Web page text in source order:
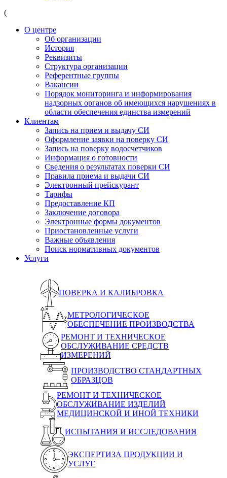
(
О центре
Об организации
История
Реквизиты
Структура организации
Референтные группы
Вакансии
Порядок мониторинга и информирования
надзорных органов об имеющихся нарушениях в
области обеспечения единства измерений
Клиентам
Запись на прием и выдачу СИ
Оформление заявки на поверку СИ
Запись на поверку водосчетчиков
Информация о готовности
Сведения о результатах поверки СИ
Правила приема и выдачи СИ
Электронный прейскурант
Тарифы
Предоставление КП
Заключение договора
Электронные формы документов
Приостановленные услуги
Важные объявления
Поиск нормативных документов
Услуги
ПОВЕРКА И КАЛИБРОВКА
МЕТРОЛОГИЧЕСКОЕ
ОБЕСПЕЧЕНИЕ ПРОИЗВОДСТВА
РЕМОНТ И ТЕХНИЧЕСКОЕ
ОБСЛУЖИВАНИЕ СРЕДСТВ
ИЗМЕРЕНИЙ
ПРОИЗВОДСТВО СТАНДАРТНЫХ
ОБРАЗЦОВ
РЕМОНТ И ТЕХНИЧЕСКОЕ
ОБСЛУЖИВАНИЕ ИЗДЕЛИЙ
МЕДИЦИНСКОЙ И ИНОЙ ТЕХНИКИ
ИСПЫТАНИЯ И ИССЛЕДОВАНИЯ
ЭКСПЕРТИЗА ПРОДУКЦИИ И
УСЛУГ